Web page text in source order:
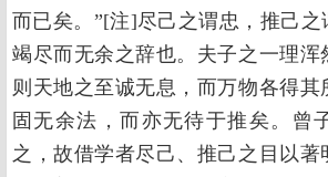
而已矣。”[注]尽己之谓忠，推己之
竭尽而无余之辞也。夫子之一理浑
则天地之至诚无息，而万物各得其
固无余法，而亦无待于推矣。曾
之，故借学者尽己、推己之目以